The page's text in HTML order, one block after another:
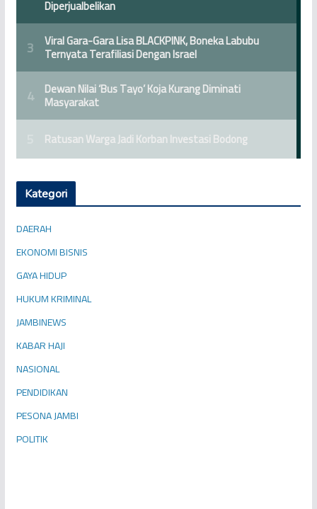
Kategori
DAERAH
EKONOMI BISNIS
GAYA HIDUP
HUKUM KRIMINAL
JAMBINEWS
KABAR HAJI
NASIONAL
PENDIDIKAN
PESONA JAMBI
POLITIK